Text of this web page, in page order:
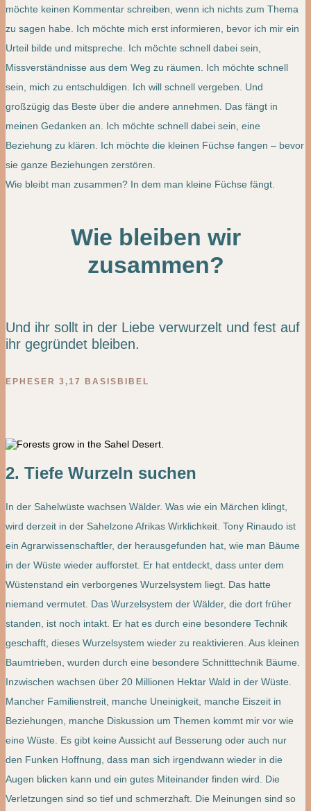
möchte keinen Kommentar schreiben, wenn ich nichts zum Thema
zu sagen habe. Ich möchte mich erst informieren, bevor ich mir ein
Urteil bilde und mitspreche. Ich möchte schnell dabei sein,
Missverständnisse aus dem Weg zu räumen. Ich möchte schnell
sein, mich zu entschuldigen. Ich will schnell vergeben. Und
großzügig das Beste über die andere annehmen. Das fängt in
meinen Gedanken an. Ich möchte schnell dabei sein, eine
Beziehung zu klären. Ich möchte die kleinen Füchse fangen – bevor
sie ganze Beziehungen zerstören.
Wie bleibt man zusammen? In dem man kleine Füchse fängt.
Wie bleiben wir
zusammen?
Und ihr sollt in der Liebe verwurzelt und fest auf
ihr gegründet bleiben.
EPHESER 3,17 BASISBIBEL
2. Tiefe Wurzeln suchen
In der Sahelwüste wachsen Wälder. Was wie ein Märchen klingt,
wird derzeit in der Sahelzone Afrikas Wirklichkeit. Tony Rinaudo ist
ein Agrarwissenschaftler, der herausgefunden hat, wie man Bäume
in der Wüste wieder aufforstet. Er hat entdeckt, dass unter dem
Wüstenstand ein verborgenes Wurzelsystem liegt. Das hatte
niemand vermutet. Das Wurzelsystem der Wälder, die dort früher
standen, ist noch intakt. Er hat es durch eine besondere Technik
geschafft, dieses Wurzelsystem wieder zu reaktivieren. Aus kleinen
Baumtrieben, wurden durch eine besondere Schnitttechnik Bäume.
Inzwischen wachsen über 20 Millionen Hektar Wald in der Wüste.
Mancher Familienstreit, manche Uneinigkeit, manche Eiszeit in
Beziehungen, manche Diskussion um Themen kommt mir vor wie
eine Wüste. Es gibt keine Aussicht auf Besserung oder auch nur
den Funken Hoffnung, dass man sich irgendwann wieder in die
Augen blicken kann und ein gutes Miteinander finden wird. Die
Verletzungen sind so tief und schmerzhaft. Die Meinungen sind so